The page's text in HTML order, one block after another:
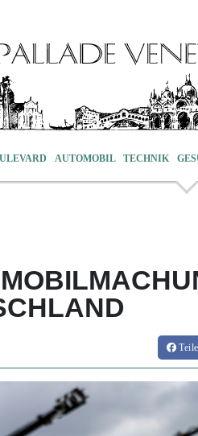
AUTOMOBIL TECHNIK